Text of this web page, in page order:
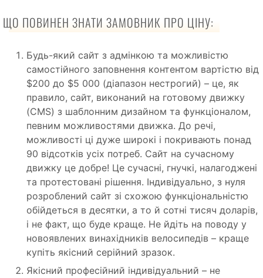
ЩО ПОВИНЕН ЗНАТИ ЗАМОВНИК ПРО ЦІНУ:
Будь-який сайт з адмінкою та можливістю
самостійного заповнення контентом вартістю від
$200 до $5 000 (діапазон нестрогий) – це, як
правило, сайт, виконаний на готовому движку
(CMS) з шаблонним дизайном та функціоналом,
певним можливостями движка. До речі,
можливості ці дуже широкі і покривають понад
90 відсотків усіх потреб. Сайт на сучасному
движку це добре! Це сучасні, гнучкі, налагоджені
та протестовані рішення. Індивідуально, з нуля
розроблений сайт зі схожою функціональністю
обійдеться в десятки, а то й сотні тисяч доларів,
і не факт, що буде краще. Не йдіть на поводу у
новоявлених винахідників велосипедів – краще
купіть якісний серійний зразок.
Якісний професійний індивідуальний – не